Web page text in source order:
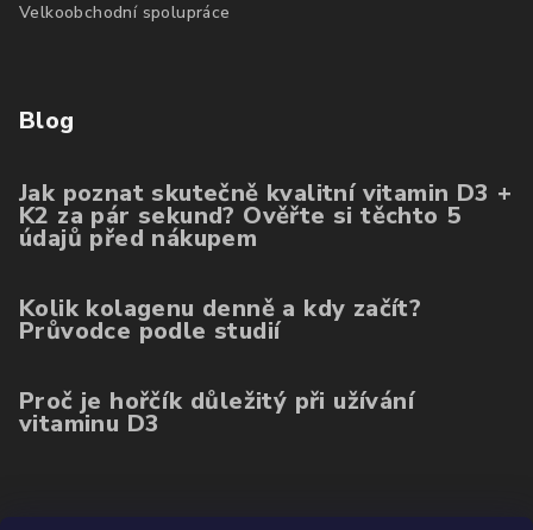
Velkoobchodní spolupráce
Blog
Jak poznat skutečně kvalitní vitamin D3 +
K2 za pár sekund? Ověřte si těchto 5
údajů před nákupem
Kolik kolagenu denně a kdy začít?
Průvodce podle studií
Proč je hořčík důležitý při užívání
vitaminu D3